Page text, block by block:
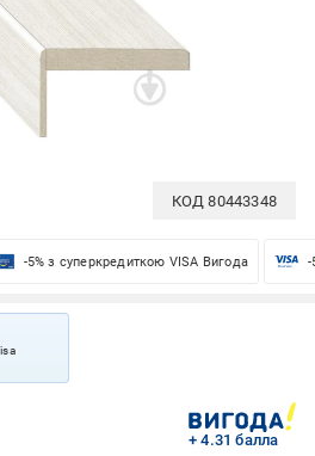
КОД80443348
-5% з суперкредиткою VISA Вигода -
+ 4.31 балла